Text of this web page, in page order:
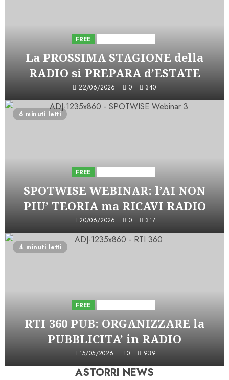
FREE
La PROSSIMA STAGIONE della
RADIO si PREPARA d’ESTATE
22/06/2026 0 340
6 minuti letti
FREE
SPOTWISE WEBINAR: l’AI NON
PIU’ TEORIA ma RICAVI RADIO
20/06/2026 0 317
4 minuti letti
FREE
RTI 360 PUB: ORGANIZZARE la
PUBBLICITA’ in RADIO
15/05/2026 0 939
ASTORRI NEWS